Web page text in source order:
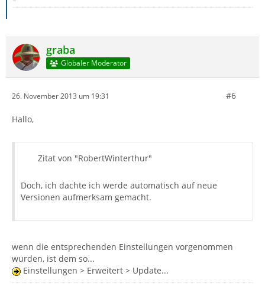
graba
Globaler Moderator
26. November 2013 um 19:31 #6
Hallo,
Zitat von "RobertWinterthur"
Doch, ich dachte ich werde automatisch auf neue
Versionen aufmerksam gemacht.
wenn die entsprechenden Einstellungen vorgenommen
wurden, ist dem so...
Einstellungen > Erweitert > Update...